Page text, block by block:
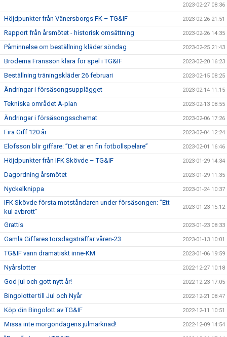
2023-02-27 08:36
Höjdpunkter från Vänersborgs FK – TG&IF 2023-02-26 21:51
Rapport från årsmötet - historisk omsättning 2023-02-26 14:35
Påminnelse om beställning kläder söndag 2023-02-25 21:43
Bröderna Fransson klara för spel i TG&IF 2023-02-20 16:23
Beställning träningskläder 26 februari 2023-02-15 08:25
Ändringar i försäsongsupplägget 2023-02-14 11:15
Tekniska området A-plan 2023-02-13 08:55
Ändringar i försäsongsschemat 2023-02-06 17:26
Fira Giff 120 år 2023-02-04 12:24
Elofsson blir giffare: ”Det är en fin fotbollspelare” 2023-02-01 16:46
Höjdpunkter från IFK Skövde – TG&IF 2023-01-29 14:34
Dagordning årsmötet 2023-01-29 11:35
Nyckelknippa 2023-01-24 10:37
IFK Skövde första motståndaren under försäsongen: ”Ett
kul avbrott”
2023-01-23 15:12
Grattis 2023-01-23 08:33
Gamla Giffares torsdagsträffar våren-23 2023-01-13 10:01
TG&IF vann dramatiskt inne-KM 2023-01-06 19:59
Nyårslotter 2022-12-27 10:18
God jul och gott nytt år! 2022-12-23 17:05
Bingolotter till Jul och Nyår 2022-12-21 08:47
Köp din Bingolott av TG&IF 2022-12-11 10:51
Missa inte morgondagens julmarknad! 2022-12-09 14:54